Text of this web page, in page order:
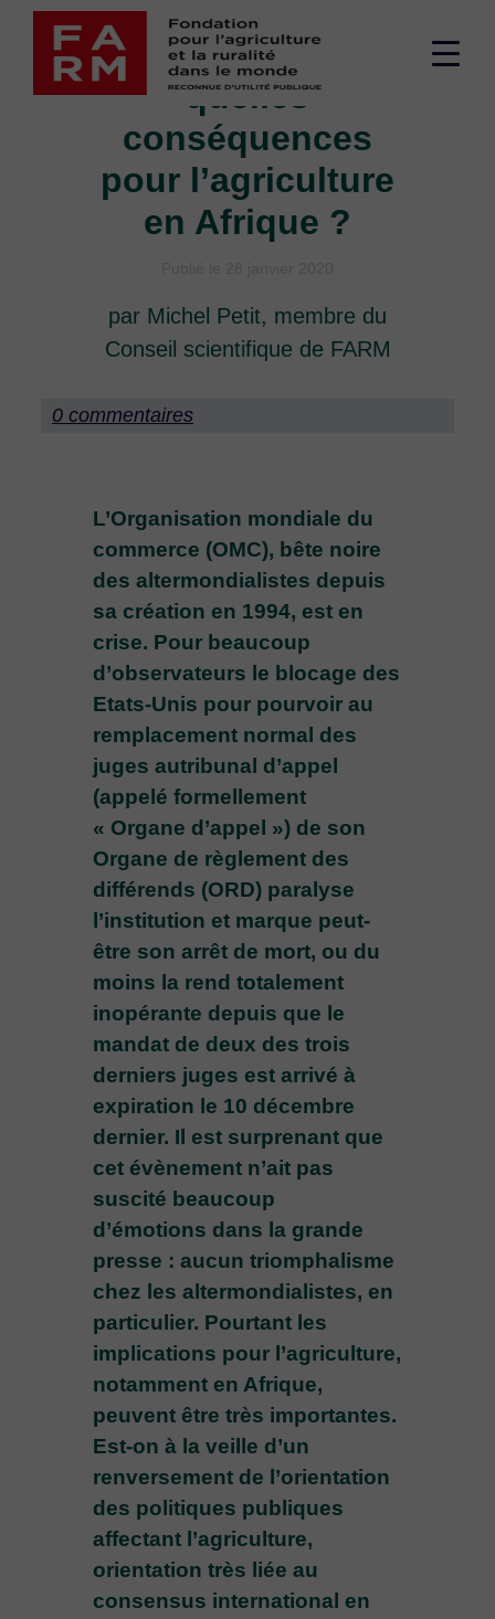
Passer
contenu
Crise de l’OMC :
quelles
conséquences
pour l’agriculture
en Afrique ?
par Michel Petit, membre du
Conseil scientifique de FARM
0 commentaires
L’Organisation mondiale du
commerce (OMC), bête noire
des altermondialistes depuis
sa création en 1994, est en
crise. Pour beaucoup
d’observateurs le blocage des
Etats-Unis pour pourvoir au
remplacement normal des
juges autribunal d’appel
(appelé formellement
« Organe d’appel ») de son
Organe de règlement des
différends (ORD) paralyse
l’institution et marque peut-
être son arrêt de mort, ou du
moins la rend totalement
inopérante depuis que le
mandat de deux des trois
derniers juges est arrivé à
expiration le 10 décembre
dernier. Il est surprenant que
cet évènement n’ait pas
suscité beaucoup
d’émotions dans la grande
presse : aucun triomphalisme
chez les altermondialistes, en
particulier. Pourtant les
implications pour l’agriculture,
notamment en Afrique,
peuvent être très importantes.
Est-on à la veille d’un
renversement de l’orientation
des politiques publiques
affectant l’agriculture,
orientation très liée au
consensus international en